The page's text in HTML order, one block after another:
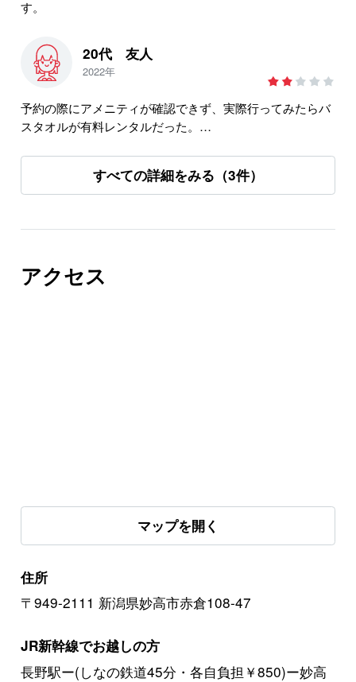
す。
20代 友人
2022年
予約の際にアメニティが確認できず、実際行ってみたらバ
スタオルが有料レンタルだった。
すべての詳細をみる（3件）
アクセス
マップを開く
住所
〒949-2111 新潟県妙高市赤倉108-47
JR新幹線でお越しの方
長野駅ー(しなの鉄道45分・各自負担￥850)ー妙高